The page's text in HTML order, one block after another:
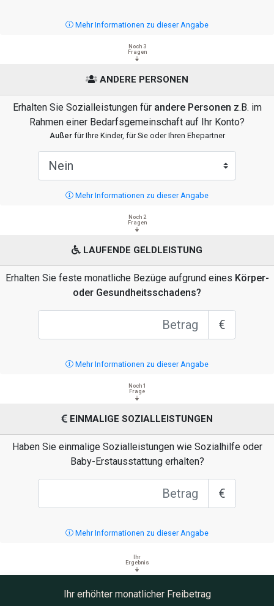
Mehr Informationen zu dieser Angabe
Noch 3
Fragen
ANDERE PERSONEN
Erhalten Sie Sozialleistungen für andere Personen z.B. im
Rahmen einer Bedarfsgemeinschaft auf Ihr Konto?
Außerfür Ihre Kinder, für Sie oder Ihren Ehepartner
Mehr Informationen zu dieser Angabe
Noch 2
Fragen
LAUFENDE GELDLEISTUNG
Erhalten Sie feste monatliche Bezüge aufgrund eines Körper-
oder Gesundheitsschadens?
€
Mehr Informationen zu dieser Angabe
Noch 1
Frage
EINMALIGE SOZIALLEISTUNGEN
Haben Sie einmalige Sozialleistungen wie Sozialhilfe oder
Baby-Erstausstattung erhalten?
€
Mehr Informationen zu dieser Angabe
Ihr
Ergebnis
Ihr erhöhter monatlicher Freibetrag